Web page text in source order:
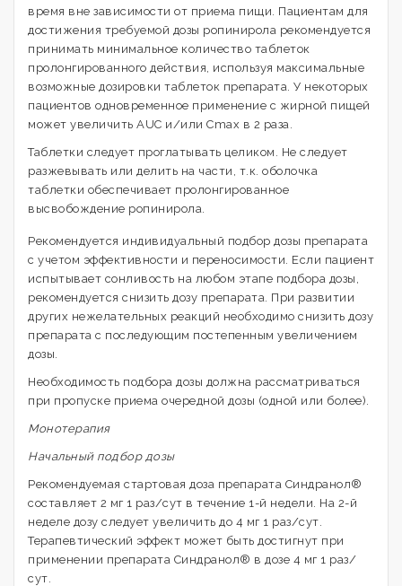
время вне зависимости от приема пищи. Пациентам для
достижения требуемой дозы ропинирола рекомендуется
принимать минимальное количество таблеток
пролонгированного действия, используя максимальные
возможные дозировки таблеток препарата. У некоторых
пациентов одновременное применение с жирной пищей
может увеличить AUC и/или Сmах в 2 раза.
Таблетки следует проглатывать целиком. Не следует
разжевывать или делить на части, т.к. оболочка
таблетки обеспечивает пролонгированное
высвобождение ропинирола.
Рекомендуется индивидуальный подбор дозы препарата
с учетом эффективности и переносимости. Если пациент
испытывает сонливость на любом этапе подбора дозы,
рекомендуется снизить дозу препарата. При развитии
других нежелательных реакций необходимо снизить дозу
препарата с последующим постепенным увеличением
дозы.
Необходимость подбора дозы должна рассматриваться
при пропуске приема очередной дозы (одной или более).
Монотерапия
Начальный подбор дозы
Рекомендуемая стартовая доза препарата Синдранол®
составляет 2 мг 1 раз/сут в течение 1-й недели. На 2-й
неделе дозу следует увеличить до 4 мг 1 раз/сут.
Терапевтический эффект может быть достигнут при
применении препарата Синдранол® в дозе 4 мг 1 раз/
сут.